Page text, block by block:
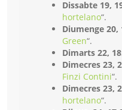
Dissabte 19,
hortelano“.
Diumenge 20,
Green“.
Dimarts 22,
Dimecres 23,
Finzi Contini“.
Dimecres 23,
hortelano“.